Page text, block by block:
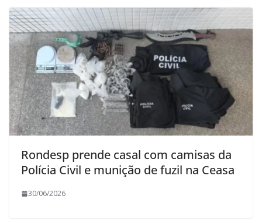
Rondesp prende casal com camisas da
Polícia Civil e munição de fuzil na Ceasa
30/06/2026